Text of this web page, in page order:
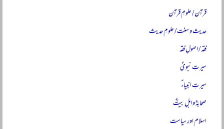
قرآن / علومِ قرآن
حدیث و سنت / علومِ حدیث
فقہ / اصولِ فقہ
سیرتِ نبویؐ
سیرتِ انبیاءؑ
صحابہؓ و اہلِ بیتؓ
اسلام اور سیاست